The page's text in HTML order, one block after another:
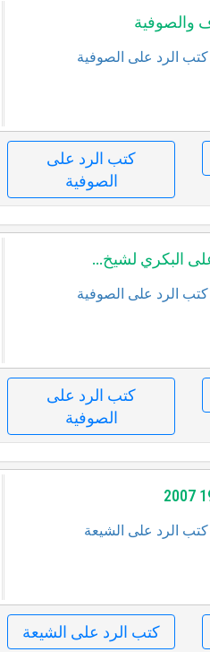
والصوفية
الرد على الصوفية
كتب الرد على
الصوفية
البكري لشيخ...
الرد على الصوفية
كتب الرد على
الصوفية
الرد على الشيعة
كتب الرد على الشيعة